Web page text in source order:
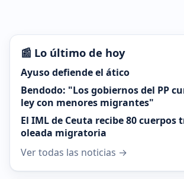
📰 Lo último de hoy
Ayuso defiende el ático
Bendodo: "Los gobiernos del PP
ley con menores migrantes"
El IML de Ceuta recibe 80
oleada migratoria
Ver todas las noticias →